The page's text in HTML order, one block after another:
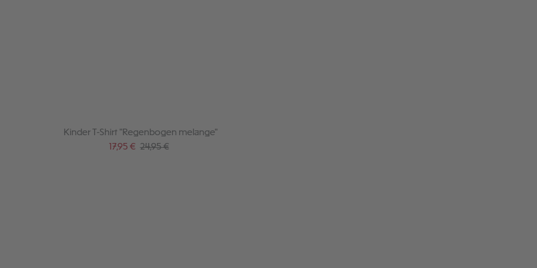
Kinder T-Shirt "Regenbogen melange"
Verkaufspreis:
17,95 € Regulärer Preis:
24,95 €